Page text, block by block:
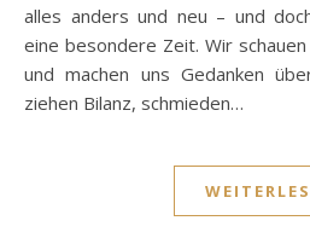
alles anders und neu – und
eine besondere Zeit. Wir
und machen uns Gedanken
ziehen Bilanz, schmieden…